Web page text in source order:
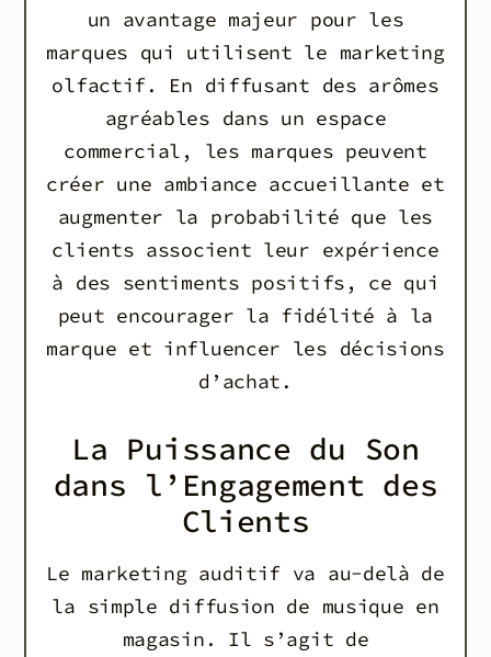
un avantage majeur pour les
marques qui utilisent le marketing
olfactif. En diffusant des arômes
agréables dans un espace
commercial, les marques peuvent
créer une ambiance accueillante et
augmenter la probabilité que les
clients associent leur expérience
à des sentiments positifs, ce qui
peut encourager la fidélité à la
marque et influencer les décisions
d’achat.
La Puissance du Son
dans l’Engagement des
Clients
Le marketing auditif va au-delà de
la simple diffusion de musique en
magasin. Il s’agit de